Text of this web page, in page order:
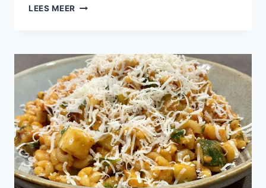
LEES MEER COMFORT
MOSTERD-
DILLESAUS